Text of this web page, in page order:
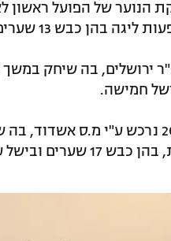
במחלקת הנוער של הפועל
חמישה.
ובישל עוד שמונה.